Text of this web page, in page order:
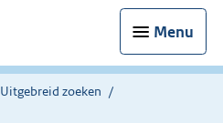
Menu
Uitgebreid zoeken